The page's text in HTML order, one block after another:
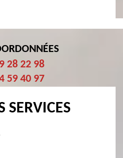
28 22 98
59 40 97
SERVICES